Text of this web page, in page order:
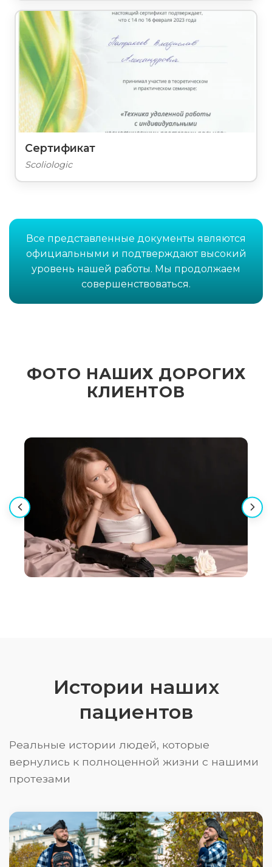
Сертификат
Scoliologic
Все представленные документы являются
официальными и подтверждают высокий
уровень нашей работы. Мы продолжаем
совершенствоваться.
ФОТО НАШИХ ДОРОГИХ
КЛИЕНТОВ
Истории наших
пациентов
Реальные истории людей, которые
вернулись к полноценной жизни с нашими
протезами